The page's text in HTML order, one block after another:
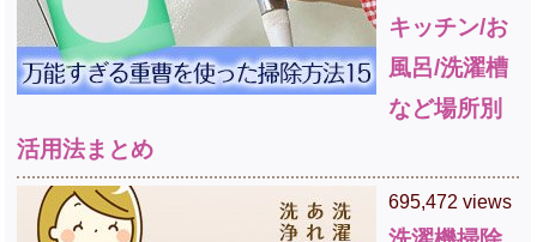
キッチン/お
風呂/洗濯槽
など場所別
活用法まとめ
695,472 views